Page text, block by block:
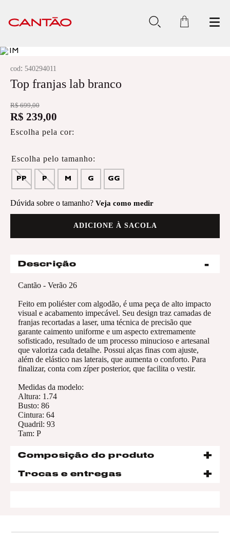
cod: 540294011
Top franjas lab branco
R$ 699,00
R$ 239,00
Escolha pela cor:
PP P M G GG
Dúvida sobre o tamanho? Veja como medir
ADICIONE À SACOLA
Descrição
Cantão - Verão 26
Feito em poliéster com algodão, é uma peça de alto impacto
visual e acabamento impecável. Seu design traz camadas de
franjas recortadas a laser, uma técnica de precisão que
garante caimento uniforme e um aspecto extremamente
sofisticado, resultado de um processo minucioso e artesanal
que valoriza cada detalhe. Possui alças finas com ajuste,
além de elástico nas laterais, que aumenta o conforto. Para
finalizar, conta com zíper posterior, que facilita o vestir.
Medidas da modelo:
Altura: 1.74
Busto: 86
Cintura: 64
Quadril: 93
Tam: P
Composição do produto
Trocas e entregas